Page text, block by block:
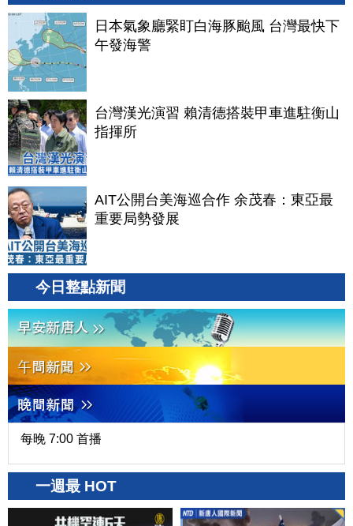
日本氣象廳緊盯白海豚颱風 台灣最快下
午發海警
台灣漢光演習 賴清德搭裝甲車進駐衡山
指揮所
AIT公開台美海巡合作 余茂春：東亞最
重要局勢發展
今日整點新聞
每晚 7:00 首播
一週最 HOT